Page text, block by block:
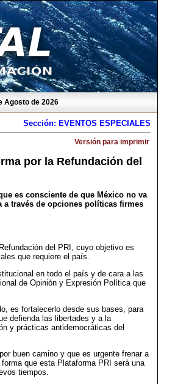
Agosto de 2026
Sección: EVENTOS ESPECIALES
Versión para imprimir
por la Refundación del
es consciente de que México no va
a través de opciones políticas firmes
del PRI, cuyo objetivo es
que requiere el país.
en todo el país y de cara a las
de Opinión y Expresión Política que
es fortalecerlo desde sus bases, para
defienda las libertades y a la
y prácticas antidemocráticas del
buen camino y que es urgente frenar a
que esta Plataforma PRI será una
tiempos.